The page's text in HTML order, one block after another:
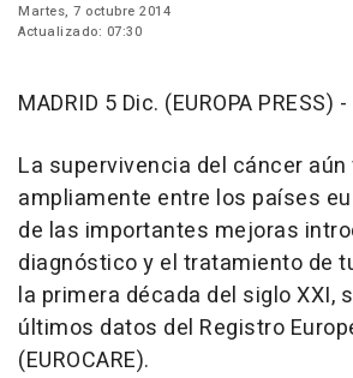
Martes, 7 octubre 2014
Actualizado: 07:30
MADRID 5 Dic. (EUROPA PRESS) -
La supervivencia del cáncer aún
ampliamente entre los países
de las importantes mejoras
diagnóstico y el tratamiento de
la primera década del siglo XXI,
últimos datos del Registro
(EUROCARE).